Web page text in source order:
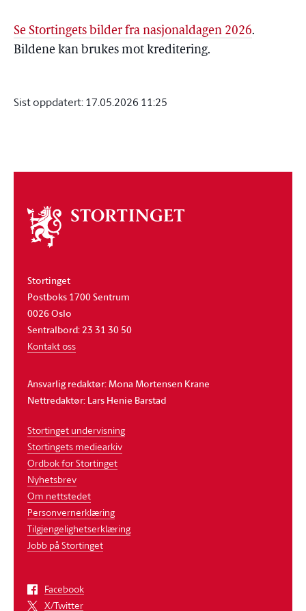
Se Stortingets bilder fra nasjonaldagen 2026.
Bildene kan brukes mot kreditering.
Sist oppdatert:17.05.2026 11:25
Om
stortinget
Stortinget
Postboks 1700 Sentrum
0026 Oslo
Sentralbord: 23 31 30 50
Kontakt oss
Ansvarlig redaktør: Mona Mortensen Krane
Nettredaktør: Lars Henie Barstad
Stortinget undervisning
Stortingets mediearkiv
Ordbok for Stortinget
Nyhetsbrev
Om nettstedet
Personvernerklæring
Tilgjengelighetserklæring
Jobb på Stortinget
Facebook
X/Twitter